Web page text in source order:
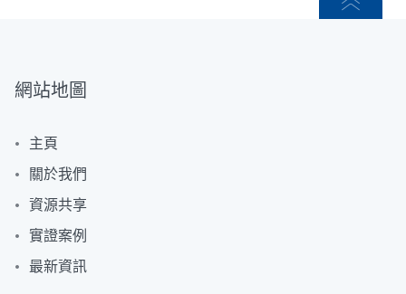
網站地圖
主頁
關於我們
資源共享
實證案例
最新資訊